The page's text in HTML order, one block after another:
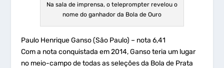
Na sala de imprensa, o teleprompter revelou o
nome do ganhador da Bola de Ouro
Paulo Henrique Ganso (São Paulo) – nota 6,41
Com a nota conquistada em 2014, Ganso teria um lugar
no meio-campo de todas as seleções da Bola de Prata